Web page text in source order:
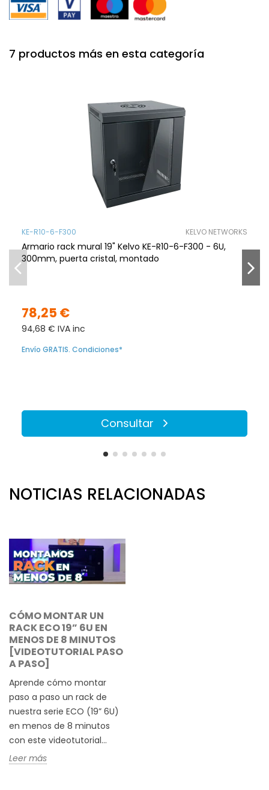
7 productos más en esta categoría
KE-R10-6-F300 KELVO NETWORKS
Armario rack mural 19" Kelvo KE-R10-6-F300 - 6U,
300mm, puerta cristal, montado
78,25 €
94,68 € IVA inc
Envío GRATIS. Condiciones*
Consultar
NOTICIAS RELACIONADAS
CÓMO MONTAR UN
RACK ECO 19” 6U EN
MENOS DE 8 MINUTOS
[VIDEOTUTORIAL PASO
A PASO]
Aprende cómo montar
paso a paso un rack de
nuestra serie ECO (19” 6U)
en menos de 8 minutos
con este videotutorial...
Leer más